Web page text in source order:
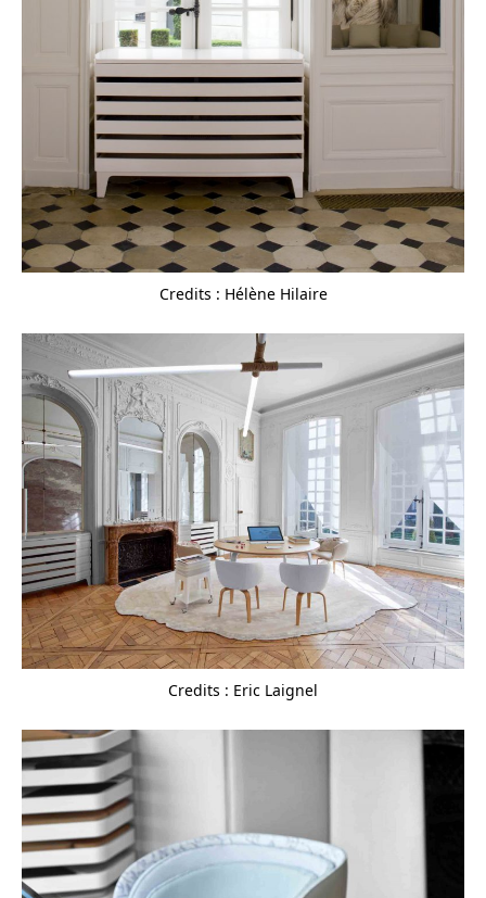
Credits : Hélène Hilaire
Credits : Eric Laignel